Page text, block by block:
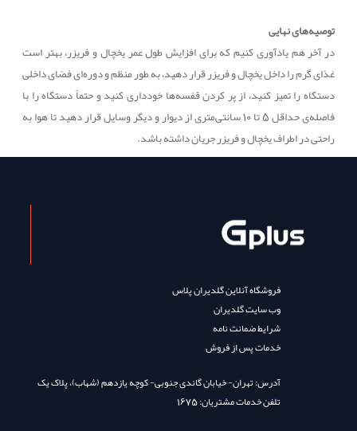
توصیه‌های نهایی
در آخر هم یادآوری کنیم که برای افزایش طول عمر یخچال و فریزر، بهتر است
غذای گرم را داخل یخچال و فریزر قرار دهید، به طور منظم و دوره‌ای فضای داخلی
دستگاه را تمیز کنید، از پر کردن قفسه‌ها خودداری کنید و حتماً دستگاه را با
فاصله‌ی حداقل 5 تا 10 سانتی‌متری از دیوار و دیگر وسایل قرار دهید تا هوا به
راحتی در اطراف یخچال و فریزر جریان داشته باشد.
فروشگاه آنلاین گلدیران پلاس
وب سایت گلدیران
شرایط ضمانت نامه
خدمات پس از فروش
آدرس: تهران- خیابان گاندی جنوبی- کوچه یازدهم (شهاب)، پلاک یک
تلفن خدمات مشتریان: 1675